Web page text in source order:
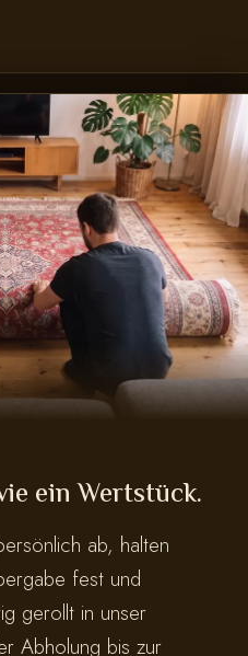
ein Wertstück.
ab, halten
fest und
gerollt in unser
Abholung bis zur